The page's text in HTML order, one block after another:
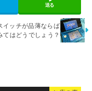
送る
イッチが品薄ならば
てはどうでしょう？